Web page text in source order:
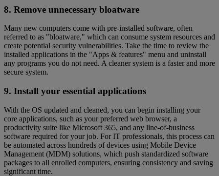
8. Remove unnecessary bloatware
Many new computers come with pre-installed software, often
referred to as "bloatware," which can consume system resources and
create potential security vulnerabilities. Take the time to review the
installed applications in the "Apps & features" menu and uninstall
any programs you do not need. A cleaner system is a faster and more
secure system.
9. Install your essential applications
With the OS updated and cleaned, you can begin installing your
core applications, such as your preferred web browser, a
productivity suite like Microsoft 365, and any line-of-business
software required for your job. For IT professionals, this process can
be automated across hundreds of devices using Mobile Device
Management (MDM) solutions, which push standardized software
packages to all enrolled computers, ensuring consistency and saving
significant time.